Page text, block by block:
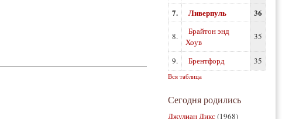
7. Ливерпуль 36
8.
Брайтон энд
Хоув
35
9. Брентфорд 35
Вся таблица
Сегодня родились
Джулиан Дикс(1968)